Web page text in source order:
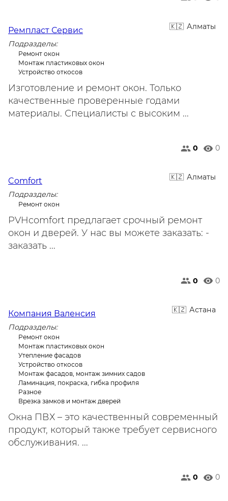
Алматы
Ремпласт Сервис
Подразделы:
Ремонт окон
Монтаж пластиковых окон
Устройство откосов
Изготовление и ремонт окон. Только
качественные проверенные годами
материалы. Специалисты с высоким ...
0 0
Алматы
Comfort
Подразделы:
Ремонт окон
PVHcomfort предлагает срочный ремонт
окон и дверей. У нас вы можете заказать: -
заказать ...
0 0
Астана
Компания Валенсия
Подразделы:
Ремонт окон
Монтаж пластиковых окон
Утепление фасадов
Устройство откосов
Монтаж фасадов, монтаж зимних садов
Ламинация, покраска, гибка профиля
Разное
Врезка замков и монтаж дверей
Окна ПВХ – это качественный современный
продукт, который также требует сервисного
обслуживания. ...
0 0